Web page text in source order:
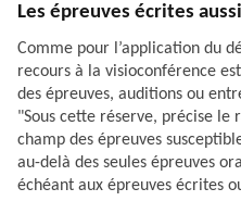
Les épreuves écrites aussi
Comme pour l’application du
recours à la visioconférence
des épreuves, auditions ou
"Sous cette réserve, précise
champ des épreuves
au-delà des seules épreuves
échéant aux épreuves écrites